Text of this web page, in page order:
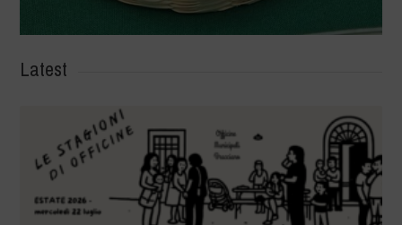
Latest